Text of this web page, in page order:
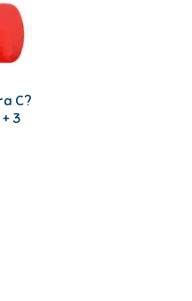
C?
3